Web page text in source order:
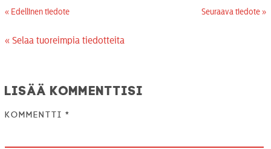
« Edellinen tiedote Seuraava tiedote »
« Selaa tuoreimpia tiedotteita
Lisää kommenttisi
Kommentti *